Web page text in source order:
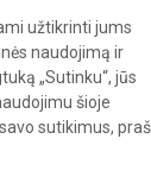
užtikrinti jums
naudojimą ir
„Sutinku“, jūs
šioje
sutikimus,
saugomos.
draudžiama.